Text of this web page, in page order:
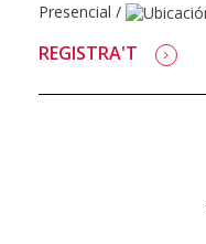
Presencial /
REGISTRA'T